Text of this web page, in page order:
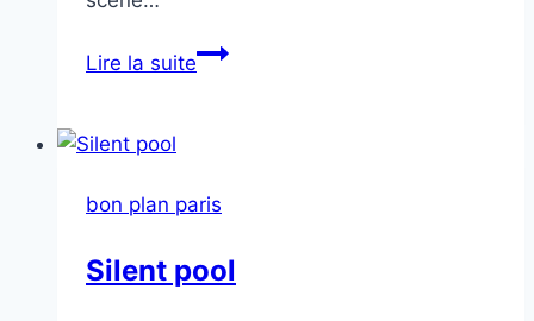
Lire la suiteBlack
bon plan paris
Silent pool